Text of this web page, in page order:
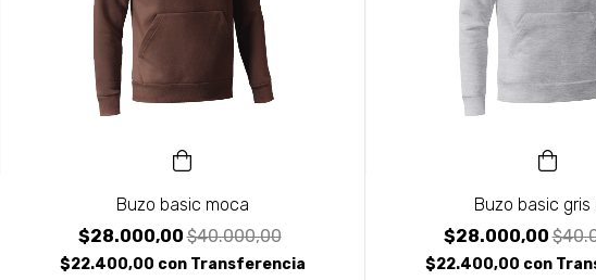
Buzo basic moca
$28.000,00$40.000,00
$22.400,00 con Transferencia
Buzo basic gris
$28.000,00
$22.400,00 con